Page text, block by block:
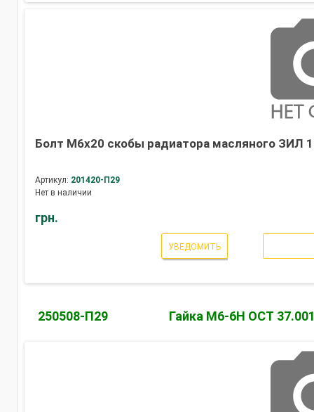
Болт М6х20 скобы радиатора масляного ЗИЛ
Артикул: 201420-П29
Нет в наличии
грн.
УВЕДОМИТЬ
250508-П29 Гайка М6-6Н ОСТ